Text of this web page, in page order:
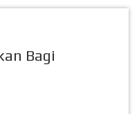
Bagi